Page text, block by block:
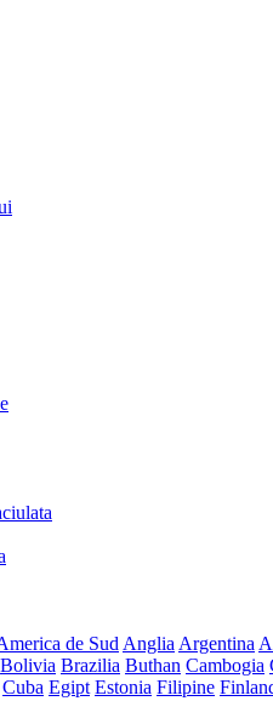
de Sud Anglia Argentina
Bolivia Brazilia Buthan Cambogia
Cuba Egipt Estonia Filipine